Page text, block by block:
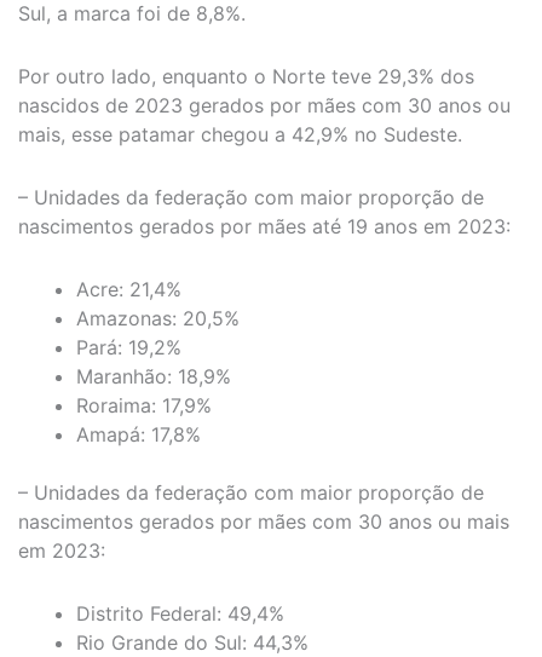
Sul, a marca foi de 8,8%.
Por outro lado, enquanto o Norte teve 29,3% dos
nascidos de 2023 gerados por mães com 30 anos ou
mais, esse patamar chegou a 42,9% no Sudeste.
– Unidades da federação com maior proporção de
nascimentos gerados por mães até 19 anos em 2023:
Acre: 21,4%
Amazonas: 20,5%
Pará: 19,2%
Maranhão: 18,9%
Roraima: 17,9%
Amapá: 17,8%
– Unidades da federação com maior proporção de
nascimentos gerados por mães com 30 anos ou mais
em 2023:
Distrito Federal: 49,4%
Rio Grande do Sul: 44,3%